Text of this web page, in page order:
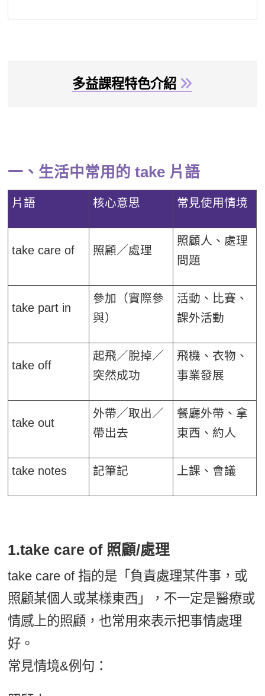
多益課程特色介紹
一、生活中常用的 take 片語
片語 核心意思 常見使用情境
take care of 照顧／處理
照顧人、處理
問題
take part in
參加（實際參
與）
活動、比賽、
課外活動
take off
起飛／脫掉／
突然成功
飛機、衣物、
事業發展
take out
外帶／取出／
帶出去
餐廳外帶、拿
東西、約人
take notes 記筆記 上課、會議
1.take care of 照顧/處理
take care of 指的是「負責處理某件事，或
照顧某個人或某樣東西」，不一定是醫療或
情感上的照顧，也常用來表示把事情處理
好。
常見情境&例句：